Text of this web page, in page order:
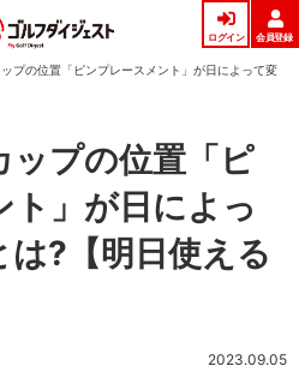
ログイン 会員登録
プの位置「ピンプレースメント」が日によって変
ップの位置「ピ
ト」が日によっ
?【明日使える
2023.09.05